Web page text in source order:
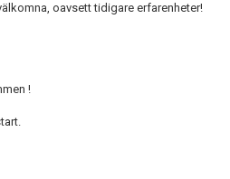
oavsett tidigare erfarenheter!
!